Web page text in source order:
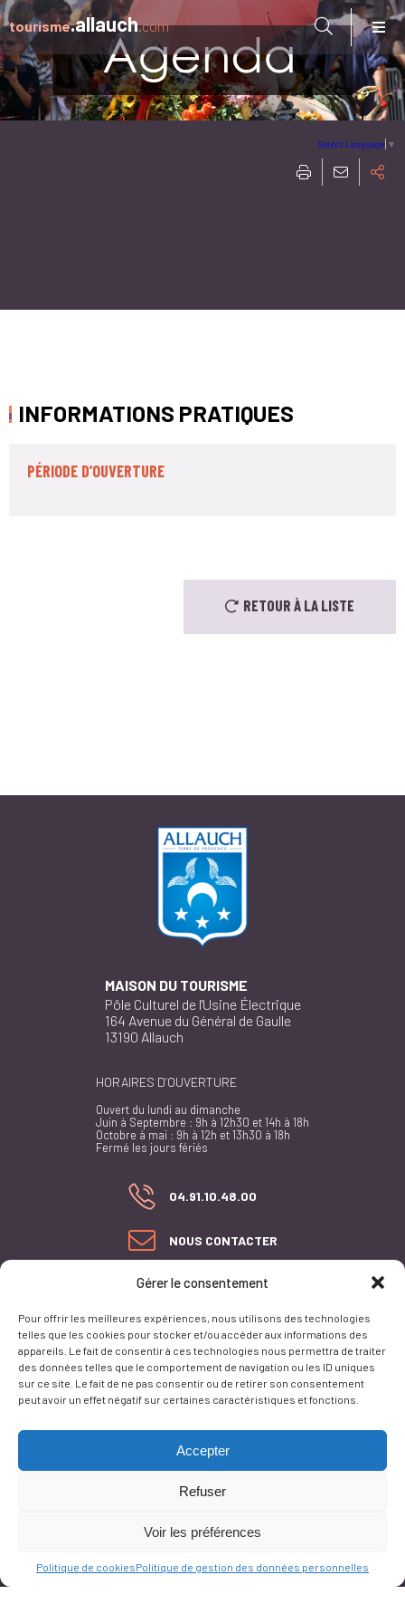
Gérer le consentement
Pour offrir les meilleures expériences, nous utilisons des technologies
telles que les cookies pour stocker et/ou accéder aux informations des
appareils. Le fait de consentir à ces technologies nous permettra de traiter
des données telles que le comportement de navigation ou les ID uniques
sur ce site. Le fait de ne pas consentir ou de retirer son consentement
peut avoir un effet négatif sur certaines caractéristiques et fonctions.
Accepter
Refuser
Voir les préférences
Politique de cookiesPolitique de gestion des données personnelles
Aller à:
tourisme.allauch.com
Select Language ▼
INFORMATIONS PRATIQUES
PÉRIODE D’OUVERTURE
RETOUR À LA LISTE
MAISON DU TOURISME
Pôle Culturel de l'Usine Électrique
164 Avenue du Général de Gaulle
13190 Allauch
HORAIRES D’OUVERTURE
Ouvert du lundi au dimanche
Juin à Septembre : 9h à 12h30 et 14h à 18h
Octobre à mai : 9h à 12h et 13h30 à 18h
Fermé les jours fériés
04.91.10.48.00
NOUS CONTACTER
PLAN DU SITE
CONFORMITÉ AU RGAA
MENTIONS LÉGALES
POLITIQUE DE GESTION
DES DONNÉES
PERSONNELLES
Ce site est protégé par reCAPTCHA et lapolitique de vie privée
service Google s'appliquent.